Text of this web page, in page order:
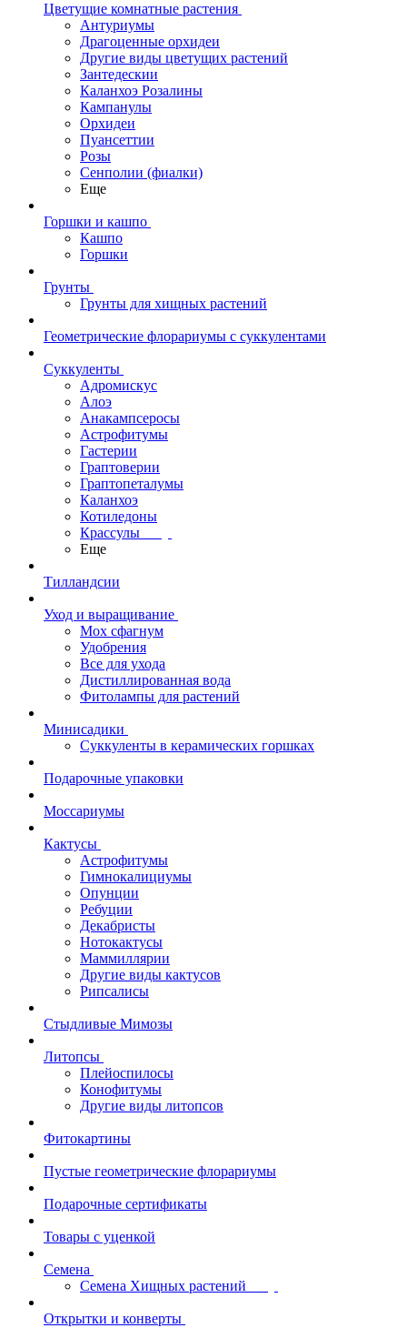
Цветущие комнатные растения
Антуриумы
Драгоценные орхидеи
Другие виды цветущих растений
Зантедескии
Каланхоэ Розалины
Кампанулы
Орхидеи
Пуансеттии
Розы
Сенполии (фиалки)
Еще
Горшки и кашпо
Кашпо
Горшки
Грунты
Грунты для хищных растений
Геометрические флорариумы с суккулентами
Суккуленты
Адромискус
Алоэ
Анакампсеросы
Астрофитумы
Гастерии
Граптоверии
Граптопеталумы
Каланхоэ
Котиледоны
Крассулы
Еще
Тилландсии
Уход и выращивание
Мох сфагнум
Удобрения
Все для ухода
Дистиллированная вода
Фитолампы для растений
Минисадики
Суккуленты в керамических горшках
Подарочные упаковки
Моссариумы
Кактусы
Астрофитумы
Гимнокалициумы
Опунции
Ребуции
Декабристы
Нотокактусы
Маммиллярии
Другие виды кактусов
Рипсалисы
Стыдливые Мимозы
Литопсы
Плейоспилосы
Конофитумы
Другие виды литопсов
Фитокартины
Пустые геометрические флорариумы
Подарочные сертификаты
Товары с уценкой
Семена
Семена Хищных растений
Открытки и конверты